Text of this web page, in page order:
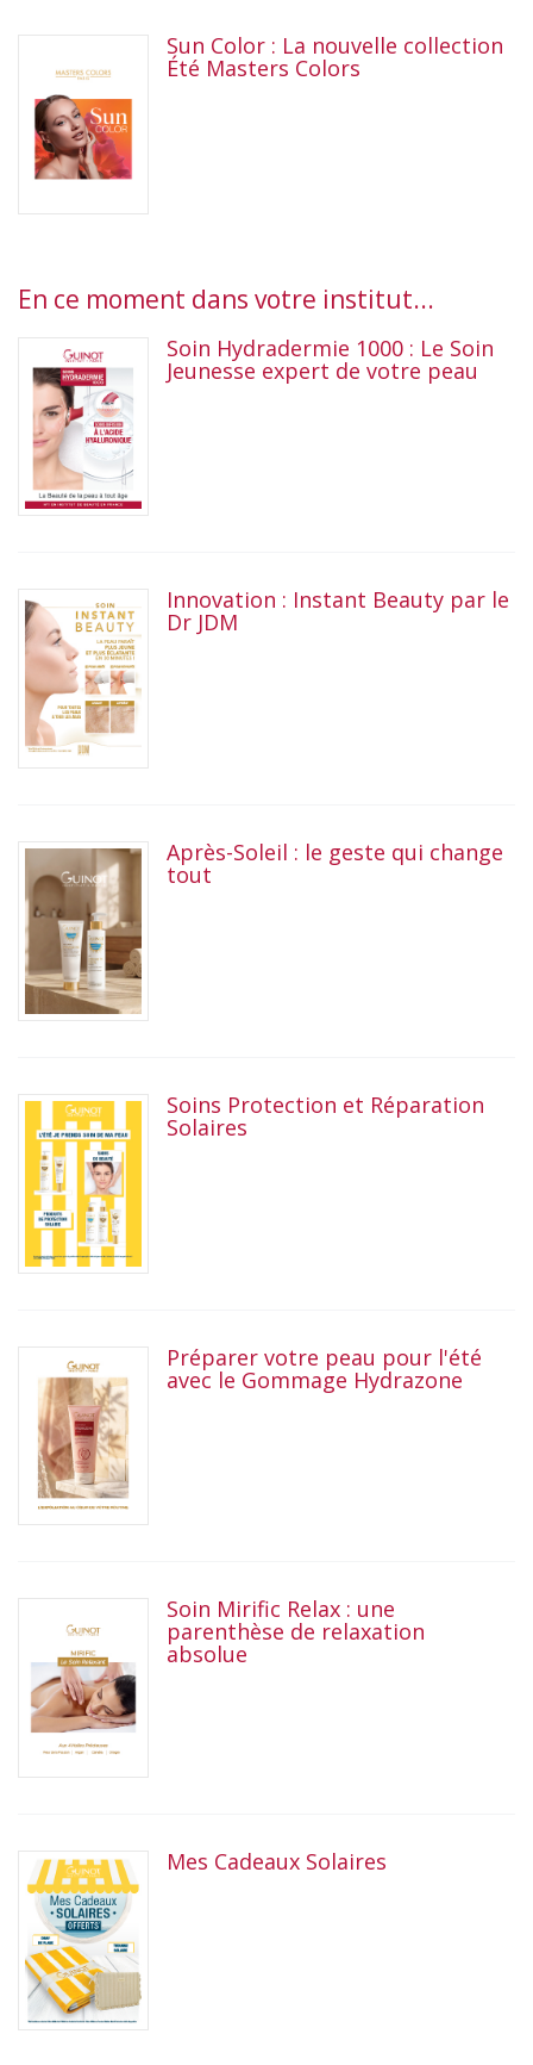
Sun Color : La nouvelle collection
Été Masters Colors
En ce moment dans votre institut...
Soin Hydradermie 1000 : Le Soin
Jeunesse expert de votre peau
Innovation : Instant Beauty par le
Dr JDM
Après-Soleil : le geste qui change
tout
Soins Protection et Réparation
Solaires
Préparer votre peau pour l'été
avec le Gommage Hydrazone
Soin Mirific Relax : une
parenthèse de relaxation
absolue
Mes Cadeaux Solaires